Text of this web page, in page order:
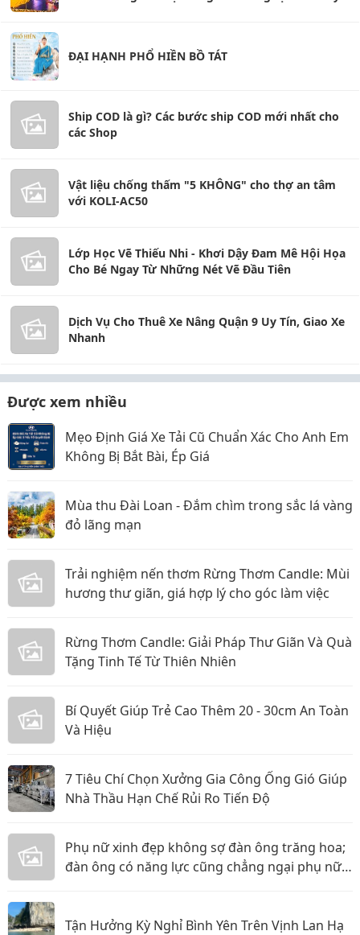
ĐẠI HẠNH PHỔ HIỀN BỒ TÁT
Ship COD là gì? Các bước ship COD mới nhất cho
các Shop
Vật liệu chống thấm "5 KHÔNG" cho thợ an tâm
với KOLI-AC50
Lớp Học Vẽ Thiếu Nhi - Khơi Dậy Đam Mê Hội Họa
Cho Bé Ngay Từ Những Nét Vẽ Đầu Tiên
Dịch Vụ Cho Thuê Xe Nâng Quận 9 Uy Tín, Giao Xe
Nhanh
Được xem nhiều
Mẹo Định Giá Xe Tải Cũ Chuẩn Xác Cho Anh Em
Không Bị Bắt Bài, Ép Giá
Mùa thu Đài Loan - Đắm chìm trong sắc lá vàng
đỏ lãng mạn
Trải nghiệm nến thơm Rừng Thơm Candle: Mùi
hương thư giãn, giá hợp lý cho góc làm việc
Rừng Thơm Candle: Giải Pháp Thư Giãn Và Quà
Tặng Tinh Tế Từ Thiên Nhiên
Bí Quyết Giúp Trẻ Cao Thêm 20 - 30cm An Toàn
Và Hiệu
7 Tiêu Chí Chọn Xưởng Gia Công Ống Gió Giúp
Nhà Thầu Hạn Chế Rủi Ro Tiến Độ
Phụ nữ xinh đẹp không sợ đàn ông trăng hoa;
đàn ông có năng lực cũng chẳng ngại phụ nữ
Tận Hưởng Kỳ Nghỉ Bình Yên Trên Vịnh Lan Hạ